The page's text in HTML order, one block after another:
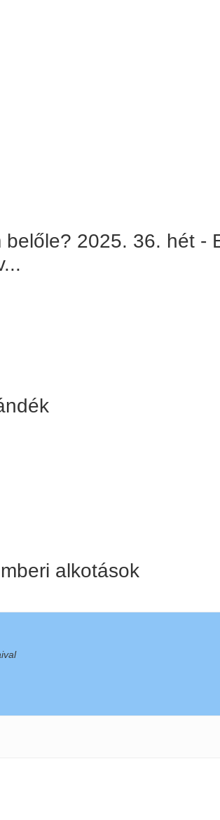
2025. 36. hét -
alkotások